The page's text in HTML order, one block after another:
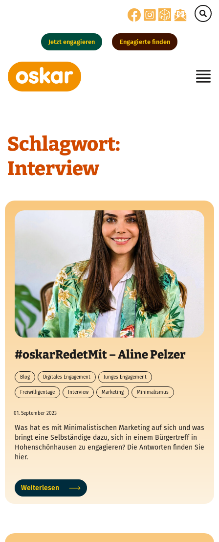
Jetzt engagieren Engagierte finden
Hauptnavigation
Schlagwort:
Interview
#oskarRedetMit – Aline Pelzer
Blog Digitales Engagement Junges Engagement
Freiwilligentage Interview Marketing Minimalismus
01. September 2023
Was hat es mit Minimalistischen Marketing auf sich und was
bringt eine Selbständige dazu, sich in einem Bürgertreff in
Hohenschönhausen zu engagieren? Die Antworten finden Sie
hier.
Weiterlesen